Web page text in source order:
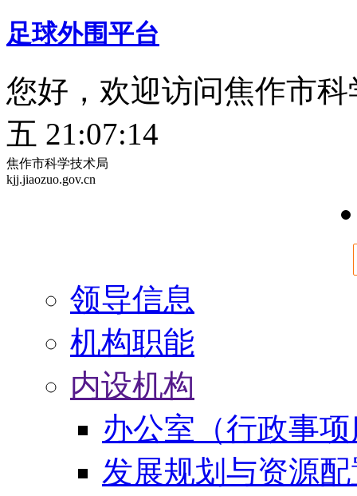
足球外围平台
您好，欢迎访问焦作市
五 21:07:15
焦作市科学技术局
kjj.jiaozuo.gov.cn
领导信息
机构职能
内设机构
办公室（行政事
发展规划与资源